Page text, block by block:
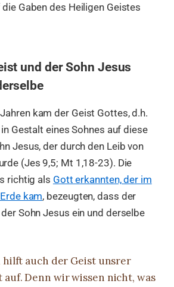
Gaben des Heiligen Geistes
und der Sohn Jesus
kam der Geist Gottes, d.h.
Gestalt eines Sohnes auf diese
Jesus, der durch den Leib von
(Jes 9,5; Mt 1,18-23). Die
richtig als Gott erkannten, der im
kam, bezeugten, dass der
Sohn Jesus ein und derselbe
hilft auch der Geist unsrer
auf. Denn wir wissen nicht, was